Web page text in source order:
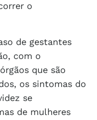
o
de gestantes
com o
que são
os sintomas do
se
de mulheres